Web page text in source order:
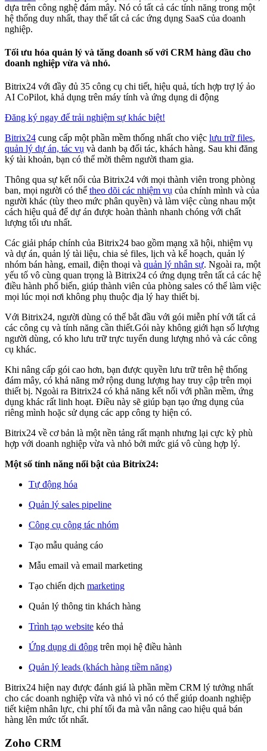
dựa trên công nghệ đám mây. Nó có tất cả các tính năng trong một
hệ thống duy nhất, thay thế tất cả các ứng dụng SaaS của doanh
nghiệp.
Tối ưu hóa quản lý và tăng doanh số với CRM hàng đầu cho
doanh nghiệp vừa và nhỏ.
Bitrix24 với đầy đủ 35 công cụ chi tiết, hiệu quả, tích hợp trợ lý ảo
AI CoPilot, khả dụng trên máy tính và ứng dụng di động
Đăng ký ngay để trải nghiệm sự khác biệt!
Bitrix24 cung cấp một phần mềm thống nhất cho việc lưu trữ files,
quản lý dự án, tác vụ và danh bạ đối tác, khách hàng. Sau khi đăng
ký tài khoản, bạn có thể mời thêm người tham gia.
Thông qua sự kết nối của Bitrix24 với mọi thành viên trong phòng
ban, mọi người có thể theo dõi các nhiệm vụ của chính mình và của
người khác (tùy theo mức phân quyền) và làm việc cùng nhau một
cách hiệu quả để dự án được hoàn thành nhanh chóng với chất
lượng tối ưu nhất.
Các giải pháp chính của Bitrix24 bao gồm mạng xã hội, nhiệm vụ
và dự án, quản lý tài liệu, chia sẻ files, lịch và kế hoạch, quản lý
nhóm bán hàng, email, điện thoại và quản lý nhân sự. Ngoài ra, một
yếu tố vô cùng quan trọng là Bitrix24 có ứng dụng trên tất cả các hệ
điều hành phổ biến, giúp thành viên của phòng sales có thể làm việc
mọi lúc mọi nơi không phụ thuộc địa lý hay thiết bị.
Với Bitrix24, người dùng có thể bắt đầu với gói miễn phí với tất cả
các công cụ và tính năng cần thiết.Gói này không giới hạn số lượng
người dùng, có kho lưu trữ trực tuyến dung lượng nhỏ và các công
cụ khác.
Khi nâng cấp gói cao hơn, bạn được quyền lưu trữ trên hệ thống
đám mây, có khả năng mở rộng dung lượng hay truy cập trên mọi
thiết bị. Ngoài ra Bitrix24 có khả năng kết nối với phần mềm, ứng
dụng khác rất linh hoạt. Điều này sẽ giúp bạn tạo ứng dụng của
riêng mình hoặc sử dụng các app công ty hiện có.
Bitrix24 về cơ bản là một nền tảng rất mạnh nhưng lại cực kỳ phù
hợp với doanh nghiệp vừa và nhỏ bởi mức giá vô cùng hợp lý.
Một số tính năng nổi bật của Bitrix24:
Tự động hóa
Quản lý sales pipeline
Công cụ cộng tác nhóm
Tạo mẫu quảng cáo
Mẫu email và email marketing
Tạo chiến dịch marketing
Quản lý thông tin khách hàng
Trình tạo website kéo thả
Ứng dụng di động trên mọi hệ điều hành
Quản lý leads (khách hàng tiềm năng)
Bitrix24 hiện nay được đánh giá là phần mềm CRM lý tưởng nhất
cho các doanh nghiệp vừa và nhỏ vì nó có thể giúp doanh nghiệp
tiết kiệm nhân lực, chi phí tối đa mà vẫn nâng cao hiệu quả bán
hàng lên mức tốt nhất.
Zoho CRM